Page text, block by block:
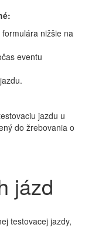
nižšie na
eventu
jazdu u
do žrebovania o
jázd
testovacej jazdy,